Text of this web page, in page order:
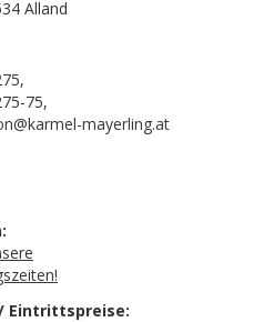
Alland
,
75,
mayerling.at
Eintrittspreise: